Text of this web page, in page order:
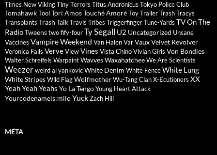
Times New VikingTiny Terrors Titus Andronicus Tokyo Police Club
TomahawkToolTori AmosTouché AmoréToyTrailer Trash Tracys
Transplants Trash TalkTravis Tribes TriggerfingerTune-Yards TV On The
RadioTweenstwo fify-fourTy Segall U2 Uncategorized Unsane
Vaccines Vampire Weekend Van HalenVarVauxVelvet Revolver
Veronica Falls VerveViewVines Vista ChinoVivian Girls Von Bondies
Walter Schreifels WarpaintWavvesWaxahatcheeWe Are Scientists
Weezerweird al yankovicWhite Denim White FenceWhite Lung
White StripesWild FlagWolfmotherWu-Tang ClanX-Ecutioners XX
Yeah Yeah Yeahs Yo La TengoYoung Heart Attack
Yourcodenameis:miloYuckZach Hill
MÉTA